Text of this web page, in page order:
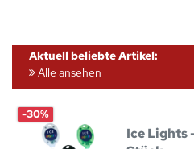
Aktuell beliebte Artikel:
Alle ansehen
-30%
Ice Lights